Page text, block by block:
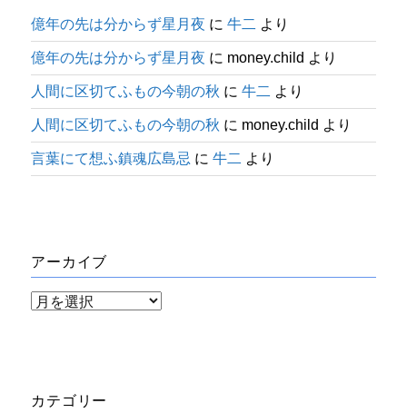
億年の先は分からず星月夜 に牛二 より
億年の先は分からず星月夜 に money.child より
人間に区切てふもの今朝の秋 に牛二 より
人間に区切てふもの今朝の秋 に money.child より
言葉にて想ふ鎮魂広島忌 に牛二 より
アーカイブ
ア
ブ
カテゴリー